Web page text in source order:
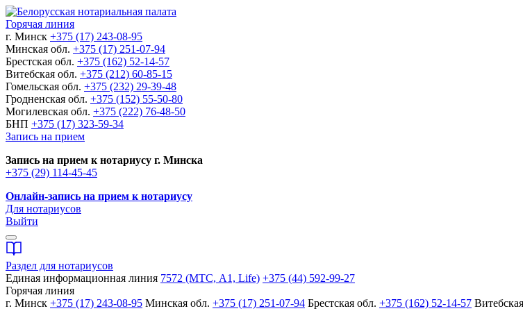
Горячая линия
г. Минск +375 (17) 243-08-95
Минская обл. +375 (17) 251-07-94
Брестская обл. +375 (162) 52-14-57
Витебская обл. +375 (212) 60-85-15
Гомельская обл. +375 (232) 29-39-48
Гродненская обл. +375 (152) 55-50-80
Могилевская обл. +375 (222) 76-48-50
БНП +375 (17) 323-59-34
Запись на прием
Запись на прием к нотариусу г. Минска
+375 (29) 114-45-45
Онлайн-запись на прием к нотариусу
Для нотариусов
Выйти
Раздел для нотариусов
Единая информационная линия 7572 (МТС, A1, Life) +375 (44) 592-99-27
Горячая линия
г. Минск +375 (17) 243-08-95 Минская обл. +375 (17) 251-07-94 Брестская обл. +375 (162) 52-14-57